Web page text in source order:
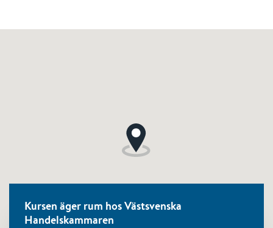
Kursen äger rum hos Västsvenska
Handelskammaren